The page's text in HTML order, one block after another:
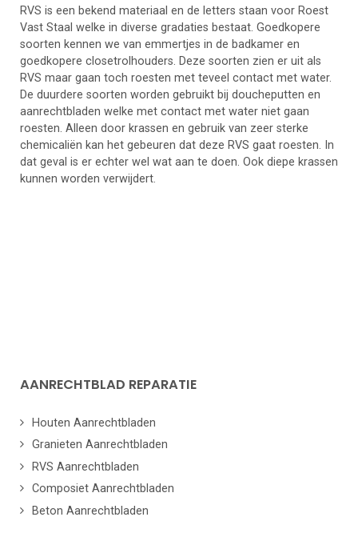
RVS is een bekend materiaal en de letters staan voor Roest
Vast Staal welke in diverse gradaties bestaat. Goedkopere
soorten kennen we van emmertjes in de badkamer en
goedkopere closetrolhouders. Deze soorten zien er uit als
RVS maar gaan toch roesten met teveel contact met water.
De duurdere soorten worden gebruikt bij doucheputten en
aanrechtbladen welke met contact met water niet gaan
roesten. Alleen door krassen en gebruik van zeer sterke
chemicaliën kan het gebeuren dat deze RVS gaat roesten. In
dat geval is er echter wel wat aan te doen. Ook diepe krassen
kunnen worden verwijdert.
AANRECHTBLAD REPARATIE
Houten Aanrechtbladen
Granieten Aanrechtbladen
RVS Aanrechtbladen
Composiet Aanrechtbladen
Beton Aanrechtbladen